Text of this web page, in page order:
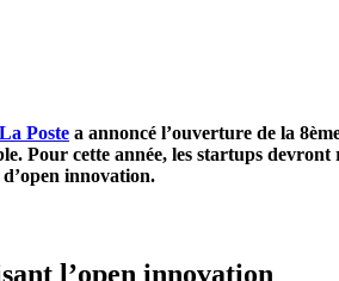
La Poste a annoncé l’ouverture de la
Pour cette année, les startups
innovation.
l’open innovation